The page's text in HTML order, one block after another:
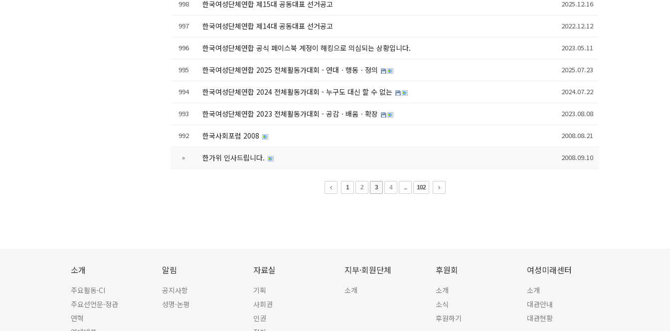
998 한국여성단체연합 제15대 공동대표 선거공고 2025.12.16
997 한국여성단체연합 제14대 공동대표 선거공고 2022.12.12
996 한국여성단체연합 공식 페이스북 계정이 해킹으로 의심되는 상황입니다. 2023.05.11
995 한국여성단체연합 2025 전체활동가대회 - 연대ㆍ행동ㆍ정의 2025.07.23
994 한국여성단체연합 2024 전체활동가대회 - 누구도 대신 할 수 없는 2024.07.22
993 한국여성단체연합 2023 전체활동가대회 - 공감ㆍ배움ㆍ확장 2023.08.08
992 한국사회포럼 2008 2008.08.21
» 한가위 인사드립니다. 2008.09.10
1 2 3 4 ... 102
소개
주요활동·CI
주요선언문·정관
연혁
알림
공지사항
성명·논평
자료실
기획
사회권
인권
지부·회원단체
소개
후원회
소개
소식
후원하기
여성미래센터
소개
대관안내
대관현황